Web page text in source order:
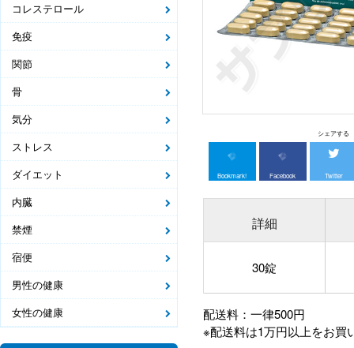
コレステロール
免疫
関節
骨
気分
ストレス
ダイエット
内臓
禁煙
宿便
男性の健康
女性の健康
シェアする
Bookmark! Facebook Twitter
詳細
30錠
配送料：一律500円
※配送料は1万円以上をお買